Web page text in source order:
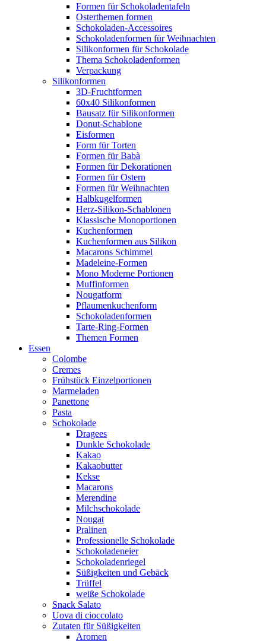
Formen für Schokoladentafeln
Osterthemen formen
Schokoladen-Accessoires
Schokoladenformen für Weihnachten
Silikonformen für Schokolade
Thema Schokoladenformen
Verpackung
Silikonformen
3D-Fruchtformen
60x40 Silikonformen
Bausatz für Silikonformen
Donut-Schablone
Eisformen
Form für Torten
Formen für Babà
Formen für Dekorationen
Formen für Ostern
Formen für Weihnachten
Halbkugelformen
Herz-Silikon-Schablonen
Klassische Monoportionen
Kuchenformen
Kuchenformen aus Silikon
Macarons Schimmel
Madeleine-Formen
Mono Moderne Portionen
Muffinformen
Nougatform
Pflaumenkuchenform
Schokoladenformen
Tarte-Ring-Formen
Themen Formen
Essen
Colombe
Cremes
Frühstück Einzelportionen
Marmeladen
Panettone
Pasta
Schokolade
Dragees
Dunkle Schokolade
Kakao
Kakaobutter
Kekse
Macarons
Merendine
Milchschokolade
Nougat
Pralinen
Professionelle Schokolade
Schokoladeneier
Schokoladenriegel
Süßigkeiten und Gebäck
Trüffel
weiße Schokolade
Snack Salato
Uova di cioccolato
Zutaten für Süßigkeiten
Aromen